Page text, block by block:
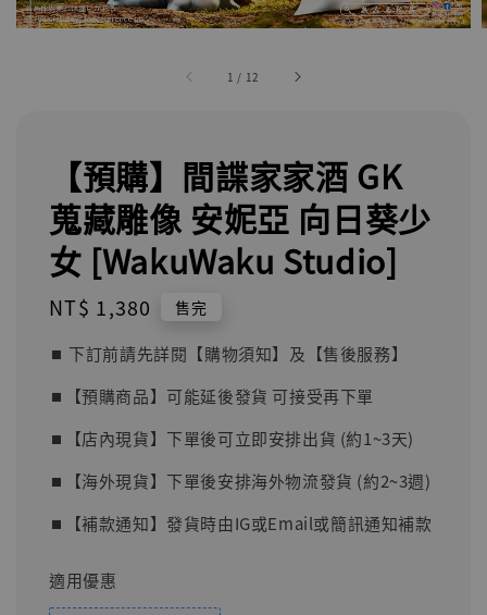
1 / 12
【預購】間諜家家酒 GK
蒐藏雕像 安妮亞 向日葵少
女 [WakuWaku Studio]
Regular
NT$ 1,380 售完
⏹︎ 下訂前請先詳閱【購物須知】及【售後服務】
⏹︎【預購商品】可能延後發貨 可接受再下單
⏹︎【店內現貨】下單後可立即安排出貨 (約1~3天)
⏹︎【海外現貨】下單後安排海外物流發貨 (約2~3週)
⏹︎【補款通知】發貨時由IG或Email或簡訊通知補款
適用優惠